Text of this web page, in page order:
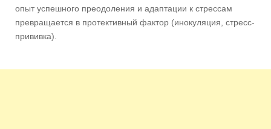
опыт успешного преодоления и адаптации к стрессам
превращается в протективный фактор (инокуляция, стресс-
прививка).